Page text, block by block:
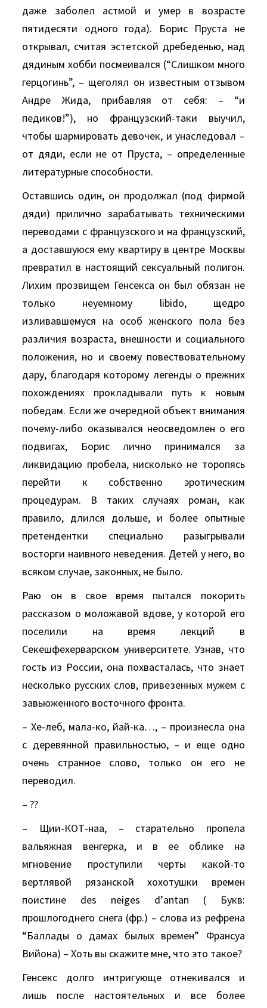
даже заболел астмой и умер в возрасте
пятидесяти одного года). Борис Пруста не
открывал, считая эстетской дребеденью, над
дядиным хобби посмеивался (“Слишком много
герцогинь”, – щеголял он известным отзывом
Aндре Жида, прибавляя от себя: – “и
педиков!”), но французский-таки выучил,
чтобы шармировать девочек, и унаследовал –
от дяди, если не от Пруста, – определенные
литературные способности.
Оставшись один, он продолжал (под фирмой
дяди) прилично зарабатывать техническими
переводами с французского и на французский,
а доставшуюся ему квартиру в центре Москвы
превратил в настоящий сексуальный полигон.
Лихим прозвищем Генсекса он был обязан не
только неуемному libidо, щедро
изливавшемуся на особ женского пола без
различия возраста, внешности и социального
положения, но и своему повествовательному
дару, благодаря которому легенды о прежних
похождениях прокладывали путь к новым
победам. Если же очередной объект внимания
почему-либо оказывался неосведомлен о его
подвигах, Борис лично принимался за
ликвидацию пробела, нисколько не торопясь
перейти к собственно эротическим
процедурам. В таких случаях роман, как
правило, длился дольше, и более опытные
претендентки специально разыгрывали
восторги наивного неведения. Детей у него, во
всяком случае, законных, не было.
Раю он в свое время пытался покорить
рассказом о моложавой вдове, у которой его
поселили на время лекций в
Секешфехерварском университете. Узнав, что
гость из России, она похвасталась, что знает
несколько русских слов, привезенных мужем с
завьюженного восточного фронта.
– Хе-леб, мала-ко, йай-ка…, – произнесла она
с деревянной правильностью, – и еще одно
очень странное слово, только он его не
переводил.
– ??
– Щии-КОТ-наа, – старательно пропела
вальяжная венгерка, и в ее облике на
мгновение проступили черты какой-то
вертлявой рязанской хохотушки времен
поистине dеs nеigеs d’аntаn ( Букв:
прошлогоднего снега (фр.) – слова из рефрена
“Баллады о дамах былых времен” Франсуа
Вийона) – Хоть вы скажите мне, что это такое?
Генсекс долго интригующе отнекивался и
лишь после настоятельных и все более